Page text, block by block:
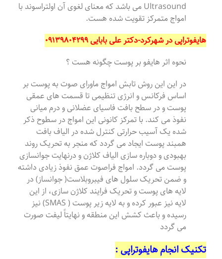
Ultrasound می باشد که معنای لغوی آن اولتراسوند با
امواج متمرکز تقویت شده هست.
هایفوتراپی در شهرکرد-دکتر علی بابایی ۰۹۱۳۹۸۰۴۲۹۹
نحوه اثر هایفو بر پوست چگونه هست ؟
در این این روش تابش امواج ماورای صوت به پوست بر
اساس فرکانس و انرژی تنظیمی تا قسمت های عمقی
پوست و در سطح بافت فاسیای عضلانی و درم میانی
نفوذ می کند. با تمرکز کانونی این امواج در سطوح ذکر
شده یک آسیب حرارتی کنترل شده در الیاف بافت
همبند پوست ایجاد می گردد که منجر به تحریک روند
بهبودی و دوباره سازی الیاف کلاژن و درنهایت جوانسازی
پوست می گردد. امواج فراصوت عمق نفوذ زیادی داشته
و ضمن تحریک سلول های فیبروبلاست( جوانساز) در
لایه های پوست و تحریک فرایند کلاژن سازی، از این
لایه نیز عبور کرده و به لایه زیر پوست ( SMAS) نیز
رسیده و باعث کشش این منطقه و نهایتاً لیفت صورت
می گردد
تکنیک انجام هایفوتراپی :